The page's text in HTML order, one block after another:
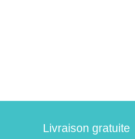
Livraison gratuite